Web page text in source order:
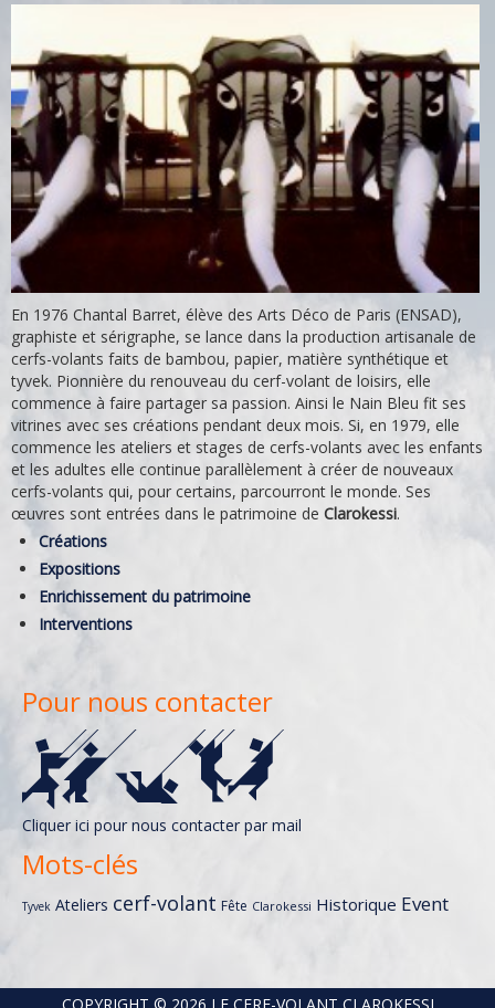
En 1976 Chantal Barret, élève des Arts Déco de Paris (ENSAD),
graphiste et sérigraphe, se lance dans la production artisanale de
cerfs-volants faits de bambou, papier, matière synthétique et
tyvek. Pionnière du renouveau du cerf-volant de loisirs, elle
commence à faire partager sa passion. Ainsi le Nain Bleu fit ses
vitrines avec ses créations pendant deux mois. Si, en 1979, elle
commence les ateliers et stages de cerfs-volants avec les enfants
et les adultes elle continue parallèlement à créer de nouveaux
cerfs-volants qui, pour certains, parcourront le monde. Ses
œuvres sont entrées dans le patrimoine de Clarokessi.
Créations
Expositions
Enrichissement du patrimoine
Interventions
Pour nous contacter
Cliquer ici pour nous contacter par mail
Mots-clés
Tyvek Ateliers cerf-volant Fête Clarokessi Historique Event